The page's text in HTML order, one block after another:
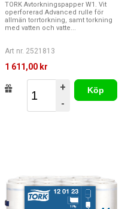
TORK Avtorkningspapper W1. Vit
operforerad Advanced rulle för
allmän torrtorkning, samt torkning
med vatten och vatte...
Art nr. 2521813
1 611,00 kr
+
-
Köp